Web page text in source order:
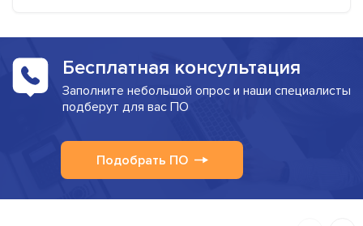
Бесплатная консультация
Заполните небольшой опрос и наши специалисты
подберут для вас ПО
Подобрать ПО